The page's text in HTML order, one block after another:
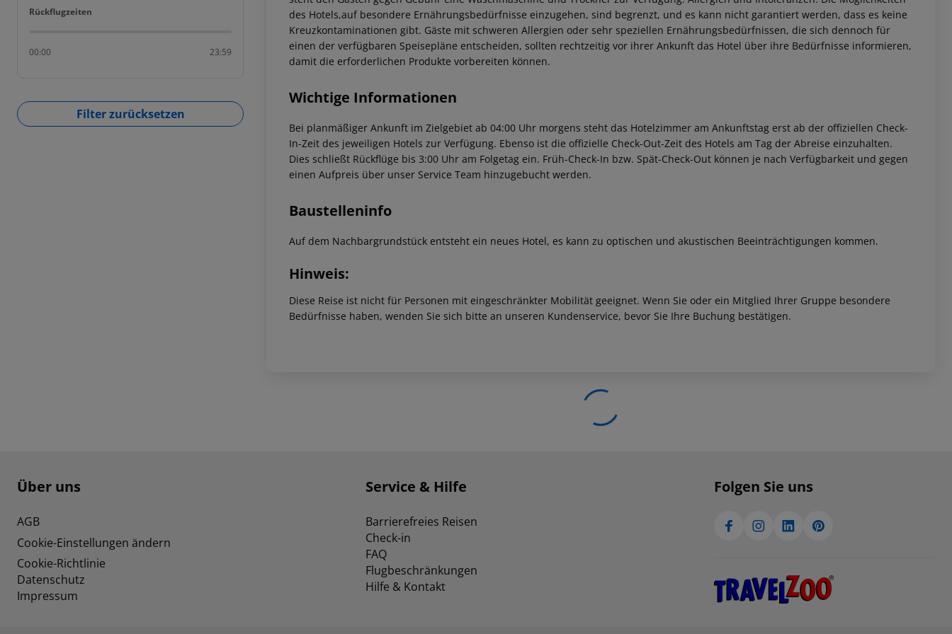
Rückflugzeiten
Rückflugzeiten
00:00 23:59
Filter zurücksetzen
des Hotels,auf besondere Ernährungsbedürfnisse einzugehen, sind begrenzt, und es kann nicht garantiert werden, dass es keine
Kreuzkontaminationen gibt. Gäste mit schweren Allergien oder sehr speziellen Ernährungsbedürfnissen, die sich dennoch für
einen der verfügbaren Speisepläne entscheiden, sollten rechtzeitig vor ihrer Ankunft das Hotel über ihre Bedürfnisse informieren,
damit die erforderlichen Produkte vorbereiten können.
Wichtige Informationen
Bei planmäßiger Ankunft im Zielgebiet ab 04:00 Uhr morgens steht das Hotelzimmer am Ankunftstag erst ab der offiziellen Check-
In-Zeit des jeweiligen Hotels zur Verfügung. Ebenso ist die offizielle Check-Out-Zeit des Hotels am Tag der Abreise einzuhalten.
Dies schließt Rückflüge bis 3:00 Uhr am Folgetag ein. Früh-Check-In bzw. Spät-Check-Out können je nach Verfügbarkeit und gegen
einen Aufpreis über unser Service Team hinzugebucht werden.
Baustelleninfo
Auf dem Nachbargrundstück entsteht ein neues Hotel, es kann zu optischen und akustischen Beeinträchtigungen kommen.
Hinweis:
Diese Reise ist nicht für Personen mit eingeschränkter Mobilität geeignet. Wenn Sie oder ein Mitglied Ihrer Gruppe besondere
Bedürfnisse haben, wenden Sie sich bitte an unseren Kundenservice, bevor Sie Ihre Buchung bestätigen.
Footer navigation
Über uns
AGB
Cookie-Einstellungen ändern
Cookie-Richtlinie
Datenschutz
Impressum
Service & Hilfe
Barrierefreies Reisen
Check-in
FAQ
Flugbeschränkungen
Hilfe & Kontakt
Folgen Sie uns